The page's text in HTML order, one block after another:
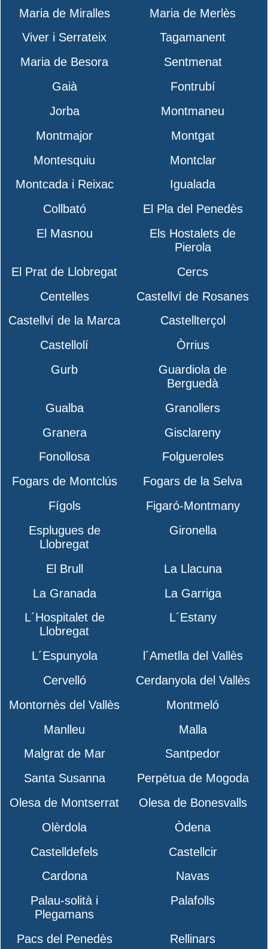
Maria de Miralles
Maria de Merlès
Viver i Serrateix
Tagamanent
Maria de Besora
Sentmenat
Gaià
Fontrubí
Jorba
Montmaneu
Montmajor
Montgat
Montesquiu
Montclar
Montcada i Reixac
Igualada
Collbató
El Pla del Penedès
El Masnou
Els Hostalets de
Pierola
El Prat de Llobregat
Cercs
Centelles
Castellví de Rosanes
Castellví de la Marca
Castellterçol
Castellolí
Òrrius
Gurb
Guardiola de
Berguedà
Gualba
Granollers
Granera
Gisclareny
Fonollosa
Folgueroles
Fogars de Montclús
Fogars de la Selva
Fígols
Figaró-Montmany
Esplugues de
Llobregat
Gironella
El Brull
La Llacuna
La Granada
La Garriga
L´Hospitalet de
Llobregat
L´Estany
L´Espunyola
l´Ametlla del Vallès
Cervelló
Cerdanyola del Vallès
Montornès del Vallès
Montmeló
Manlleu
Malla
Malgrat de Mar
Santpedor
Santa Susanna
Perpètua de Mogoda
Olesa de Montserrat
Olesa de Bonesvalls
Olèrdola
Òdena
Castelldefels
Castellcir
Cardona
Navas
Palau-solità i
Plegamans
Palafolls
Pacs del Penedès Rellinars